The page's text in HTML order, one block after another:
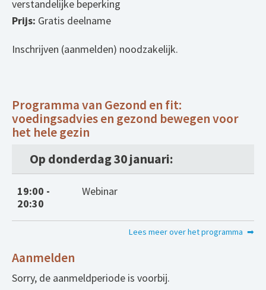
verstandelijke beperking
Prijs: Gratis deelname
Inschrijven (aanmelden) noodzakelijk.
Programma van Gezond en fit:
voedingsadvies en gezond bewegen voor
het hele gezin
Op donderdag 30 januari:
19:00 -
20:30
Webinar
Lees meer over het programma
Aanmelden
Sorry, de aanmeldperiode is voorbij.